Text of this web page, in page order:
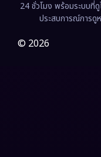
Film
Gothic
24 ชั่วโมง พร้อมระบบที่
ประสบการณ์การดู
© 2026